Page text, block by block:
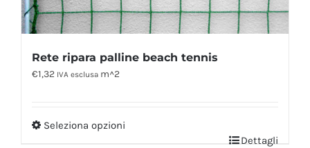
Rete ripara palline beach tennis
€1,32 IVA esclusa m^2
Seleziona opzioni
Dettagli